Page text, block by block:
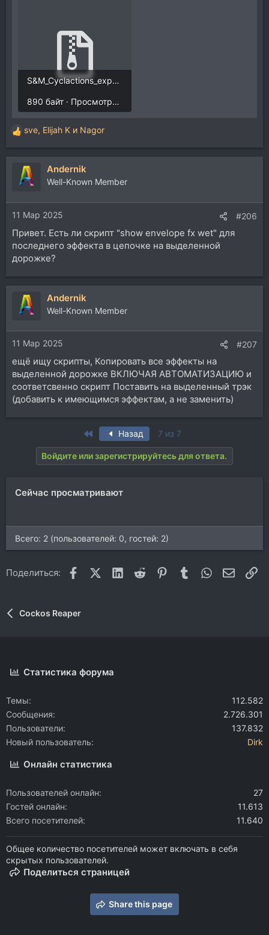
S&M_Cyclactions_export.INI.zip
890 байт · Просмотры: 206
Р
е
а
и
:
sve, Elijah K и Nagor
Andernik
Well-Known Member
11 Мар 2025 #206
Привет. Есть ли скрипт "show envelope fx wet" для
последнего эффекта в цепочке на выделенной
дорожке?
Andernik
Well-Known Member
11 Мар 2025 #207
ещё ищу скрипты, Копировать все эффекты на
выделенной дорожке ВКЛЮЧАЯ АВТОМАТИЗАЦИЮ и
соответсвенно скрипт Поставить на выделенный трэк
(добавить к имеющимся эффектам, а не заменить)
First Назад 7 из 7
Войдите или зарегистрируйтесь для ответа.
Сейчас просматривают
Всего: 2 (пользователей: 0, гостей: 2)
Поделиться: FacebookX (Twitter)
LinkedIn
Reddit Pinterest
Tumblr WhatsApp
Cockos Reaper
Статистика форума
Темы
112.582
Сообщения
2.726.301
Пользователи
137.832
Новый пользователь
Dirk
Онлайн статистика
Пользователей онлайн
27
Гостей онлайн
11.613
Всего посетителей
11.640
Общее количество посетителей может включать в себя
скрытых пользователей.
Поделиться страницей
Share this page